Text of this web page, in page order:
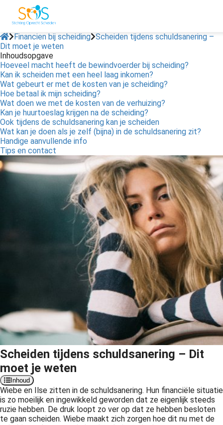
Financien bij scheiding Scheiden tijdens schuldsanering –
Dit moet je weten
Inhoudsopgave
Hoeveel macht heeft de bewindvoerder bij scheiding?
Kan ik scheiden met een heel laag inkomen?
Wat gebeurt er met de kosten van je scheiding?
Hoe betaal ik mijn scheiding?
Wat doen we met de kosten van de verhuizing?
Kan je huurtoeslag krijgen na de scheiding?
Ook tijdens de schuldsanering kan je scheiden
Wat kan je doen als je zelf (bijna) in de schuldsanering zit?
Handige aanvullende info
Tips en contact
Scheiden tijdens schuldsanering – Dit
moet je weten
Inhoud
Wiebe en Ilse zitten in de schuldsanering. Hun financiële situatie
is zo moeilijk en ingewikkeld geworden dat ze eigenlijk steeds
ruzie hebben. De druk loopt zo ver op dat ze hebben besloten
te gaan scheiden. Wiebe maakt zich zorgen hoe dit nu met de
policy
zijn
om
te
om
te
over
van
op